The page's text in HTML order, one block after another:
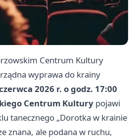
Centrum Kultury
wyprawa do krainy
2026 r. o godz. 17:00
Centrum Kultury pojawi
tanecznego „Dorotka w krainie
znana, ale podana w ruchu,